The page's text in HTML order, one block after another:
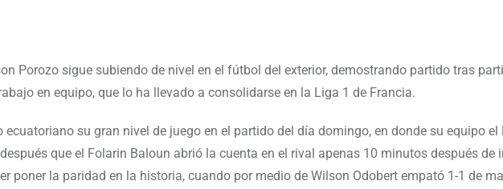
Porozo sigue subiendo de nivel en el fútbol del exterior, demostrando partido tras
en equipo, que lo ha llevado a consolidarse en la Liga 1 de Francia.
su gran nivel de juego en el partido del día domingo, en donde su equipo el
que el Folarin Baloun abrió la cuenta en el rival apenas 10 minutos después de
poner la paridad en la historia, cuando por medio de Wilson Odobert empató 1-1 de